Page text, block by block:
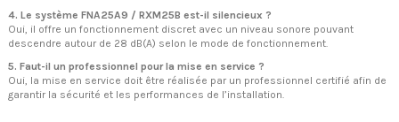
4. Le système FNA25A9 / RXM25B est-il silencieux ?
Oui, il offre un fonctionnement discret avec un niveau sonore pouvant
descendre autour de 28 dB(A) selon le mode de fonctionnement.
5. Faut-il un professionnel pour la mise en service ?
Oui, la mise en service doit être réalisée par un professionnel certifié afin de
garantir la sécurité et les performances de l’installation.